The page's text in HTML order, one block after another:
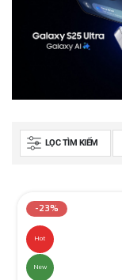
LỌC TÌM KIẾM
-23%
Hot
New